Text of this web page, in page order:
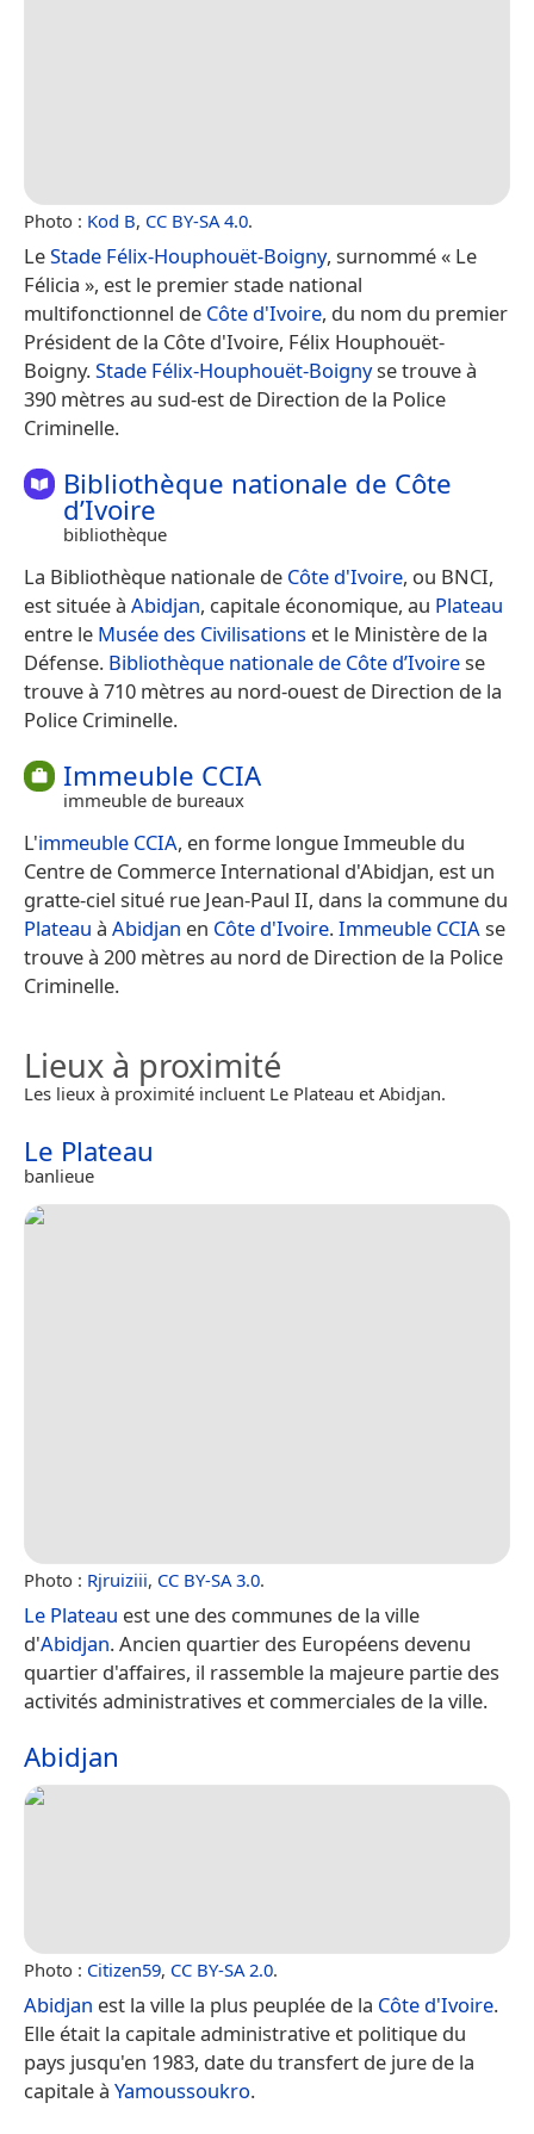
Photo : Kod B, CC BY-SA 4.0.
LeStade Félix-Houphouët-Boigny, surnommé « Le
Félicia », est le premier stade national
multifonctionnel de Côte d'Ivoire, du nom du premier
Président de la Côte d'Ivoire, Félix Houphouët-
Boigny.Stade Félix-Houphouët-Boignyse trouve à
390 mètres au sud-est de Direction de la Police
Criminelle.
Bibliothèque nationale de Côte
d’Ivoire
bibliothèque
La Bibliothèque nationale de Côte d'Ivoire, ou BNCI,
est située à Abidjan, capitale économique, au Plateau
entre le Musée des Civilisations et le Ministère de la
Défense. Bibliothèque nationale de Côte d’Ivoirese
trouve à 710 mètres au nord-ouest de Direction de la
Police Criminelle.
Immeuble CCIA
immeuble de bureaux
L'immeuble CCIA, en forme longue Immeuble du
Centre de Commerce International d'Abidjan, est un
gratte-ciel situé rue Jean-Paul II, dans la commune du
Plateau à Abidjan en Côte d'Ivoire.Immeuble CCIAse
trouve à 200 mètres au nord de Direction de la Police
Criminelle.
Lieux à proximité
Les lieux à proximité incluent Le Plateau et Abidjan.
Le Plateau
banlieue
Photo : Rjruiziii, CC BY-SA 3.0.
Le Plateau est une des communes de la ville
d'Abidjan. Ancien quartier des Européens devenu
quartier d'affaires, il rassemble la majeure partie des
activités administratives et commerciales de la ville.
Abidjan
Photo : Citizen59, CC BY-SA 2.0.
Abidjan est la ville la plus peuplée de la Côte d'Ivoire.
Elle était la capitale administrative et politique du
pays jusqu'en 1983, date du transfert de jure de la
capitale à Yamoussoukro.